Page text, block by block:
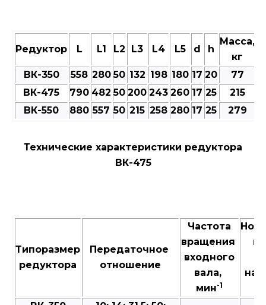
Редуктор L L1 L2 L3 L4 L5 d h
Масса,
кг
ВК-350
558 280 50 132 198 180 17 20
77
ВК-475
790 482 50 200 243 260 17 25
215
ВК-550
880 557 50 215 258 280 17 25 279
Технические характеристики редуктора
ВК-475
Типоразмер
редуктора
Передаточное
отношение
Частота
вращения
входного
вала,
мин-1
на